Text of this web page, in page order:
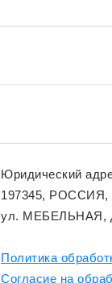
Юридический
197345, РОССИЯ,
ул. МЕБЕЛЬНАЯ,
Политика
Согласие на